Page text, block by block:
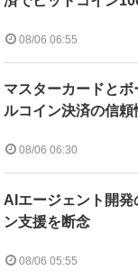
08/06 06:55
マスターカードと
ルコイン決済の信頼
08/06 06:30
AIエージェント開
ン支援を断念
08/06 05:55